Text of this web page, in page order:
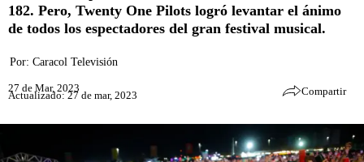
182. Pero, Twenty One Pilots logró levantar el ánimo
de todos los espectadores del gran festival musical.
Por: Caracol Televisión
27 de Mar, 2023
Actualizado: 27 de mar, 2023 Compartir